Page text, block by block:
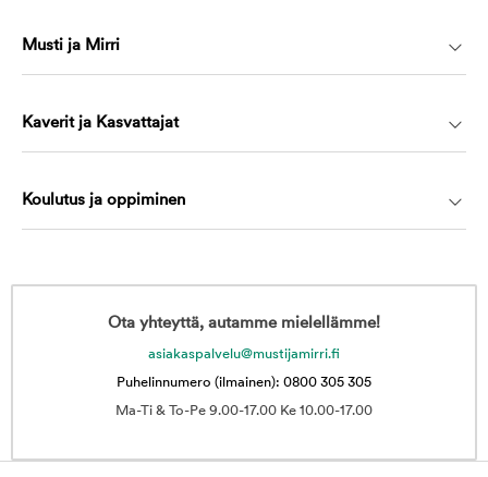
Musti ja Mirri
Kaverit ja Kasvattajat
Koulutus ja oppiminen
Ota yhteyttä, autamme mielellämme!
asiakaspalvelu@mustijamirri.fi
Puhelinnumero (ilmainen): 0800 305 305
Ma-Ti & To-Pe 9.00-17.00 Ke 10.00-17.00